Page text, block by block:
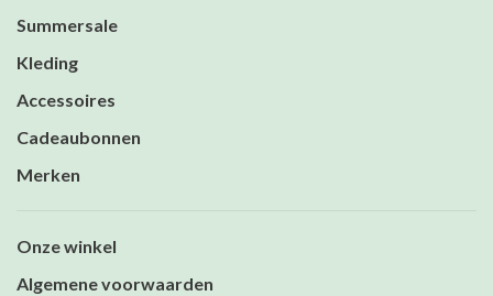
Summersale
Kleding
Accessoires
Cadeaubonnen
Merken
Onze winkel
Algemene voorwaarden